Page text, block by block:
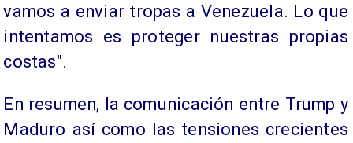
vamos a enviar tropas a Venezuela. Lo que
intentamos es proteger nuestras propias
costas".
En resumen, la comunicación entre Trump y
Maduro así como las tensiones crecientes